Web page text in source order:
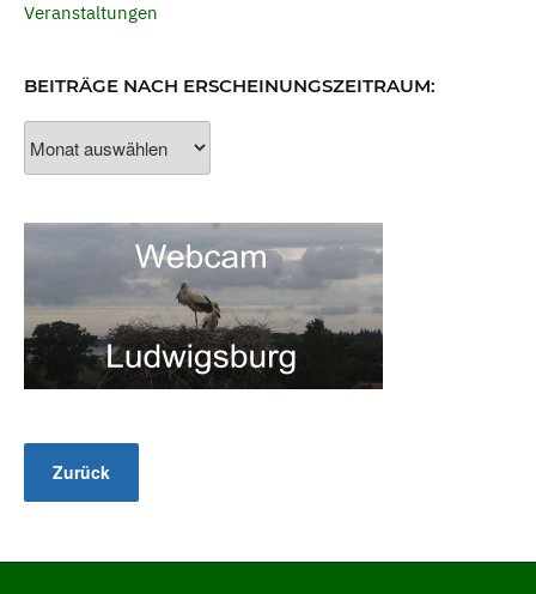
Veranstaltungen
BEITRÄGE NACH ERSCHEINUNGSZEITRAUM:
nach